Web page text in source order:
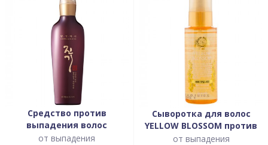
Средство против
выпадения волос
интенсивного действия
от выпадения
Сыворотка для волос
YELLOW BLOSSOM против
выпадения
от выпадения